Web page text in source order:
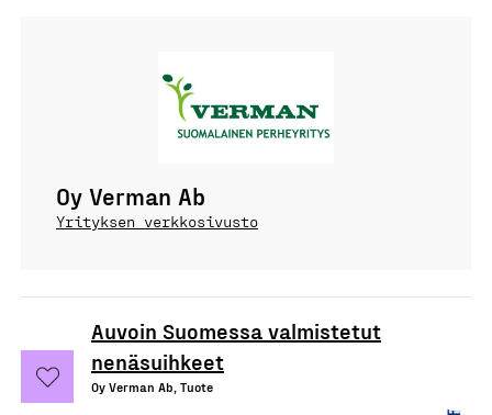
Oy Verman Ab
Yrityksen verkkosivusto
Auvoin Suomessa valmistetut
nenäsuihkeet
Oy Verman Ab, Tuote